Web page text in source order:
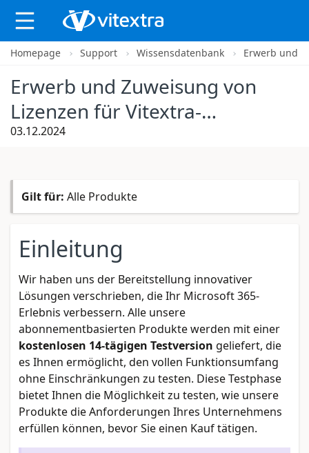
X
Homepage Support Wissensdatenbank Erwerb und
Erwerb und Zuweisung von
Lizenzen für Vitextra-
Produkte
03.12.2024
Gilt für: Alle Produkte
Einleitung
Wir haben uns der Bereitstellung innovativer
Lösungen verschrieben, die Ihr Microsoft 365-
Erlebnis verbessern. Alle unsere
abonnementbasierten Produkte werden mit einer
kostenlosen 14-tägigen Testversion geliefert, die
es Ihnen ermöglicht, den vollen Funktionsumfang
ohne Einschränkungen zu testen. Diese Testphase
bietet Ihnen die Möglichkeit zu testen, wie unsere
Produkte die Anforderungen Ihres Unternehmens
erfüllen können, bevor Sie einen Kauf tätigen.